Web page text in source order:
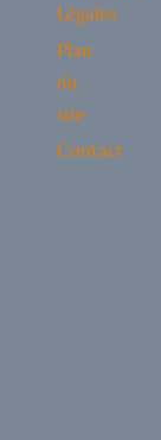
Légales
Plan
du
site
Contact